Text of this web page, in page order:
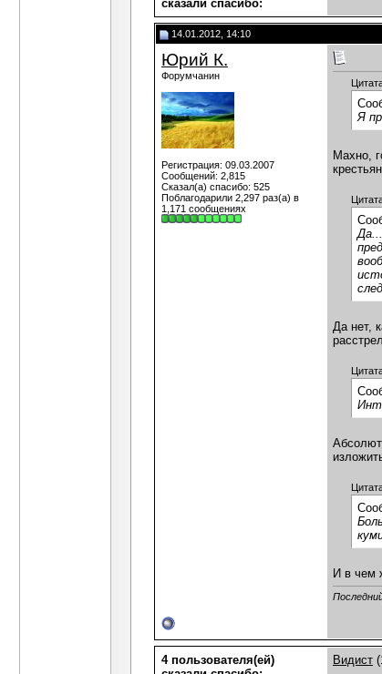
сказали cпасибо:
14.01.2012, 14:10
Юрий К.
Форумчанин
Регистрация: 09.03.2007
Сообщений: 2,815
Сказал(а) спасибо: 525
Поблагодарили 2,297 раз(а) в
1,171 сообщениях
Я
Махно,
Да нет,
И в чем
4 пользователя(ей)
Видист